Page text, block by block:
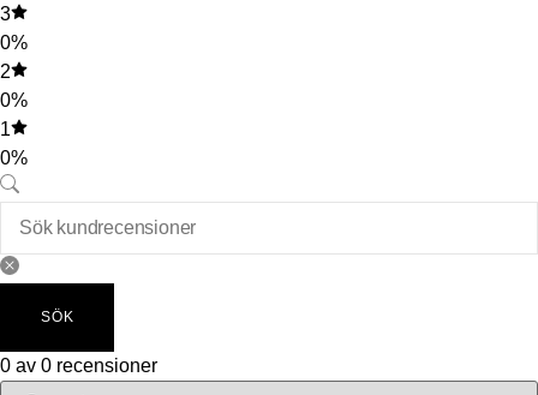
3
0%
2
0%
1
0%
SÖK
0 av 0 recensioner